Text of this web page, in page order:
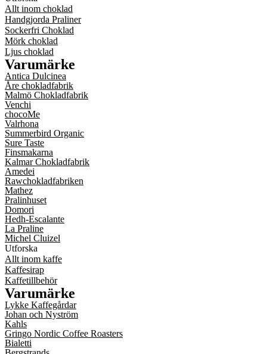
Allt inom choklad
Handgjorda Praliner
Sockerfri Choklad
Mörk choklad
Ljus choklad
Varumärke
Antica Dulcinea
Åre chokladfabrik
Malmö Chokladfabrik
Venchi
chocoMe
Valrhona
Summerbird Organic
Sure Taste
Finsmakarna
Kalmar Chokladfabrik
Amedei
Rawchokladfabriken
Mathez
Pralinhuset
Domori
Hedh-Escalante
La Praline
Michel Cluizel
Utforska
Allt inom kaffe
Kaffesirap
Kaffetillbehör
Varumärke
Lykke Kaffegårdar
Johan och Nyström
Kahls
Gringo Nordic Coffee Roasters
Bialetti